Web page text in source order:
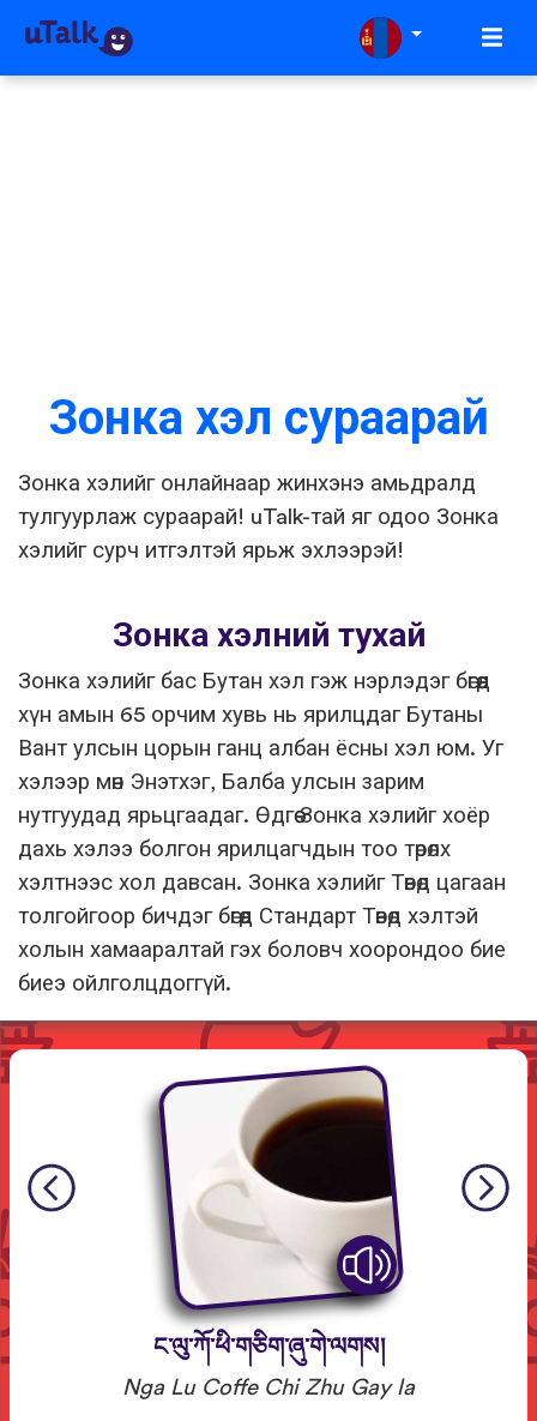
Зонка хэл сураарай
Зонка хэлийг онлайнаар жинхэнэ амьдралд
тулгуурлаж сураарай! uTalk-тай яг одоо Зонка
хэлийг сурч итгэлтэй ярьж эхлээрэй!
Зонка хэлний тухай
Зонка хэлийг бас Бутан хэл гэж нэрлэдэг бөгөөд
хүн амын 65 орчим хувь нь ярилцдаг Бутаны
Вант улсын цорын ганц албан ёсны хэл юм. Уг
хэлээр мөн Энэтхэг, Балба улсын зарим
нутгуудад ярьцгаадаг. Өдгөө Зонка хэлийг хоёр
дахь хэлээ болгон ярилцагчдын тоо төрөлх
хэлтнээс хол давсан. Зонка хэлийг Төвөд цагаан
толгойгоор бичдэг бөгөөд Стандарт Төвөд хэлтэй
холын хамааралтай гэх боловч хоорондоо бие
биеэ ойлголцдоггүй.
ང་ལུ་ཀོ་ཕི་གཅིག་ཞུ་གེ་ལགས།
Nga Lu Coffe Chi Zhu Gay la